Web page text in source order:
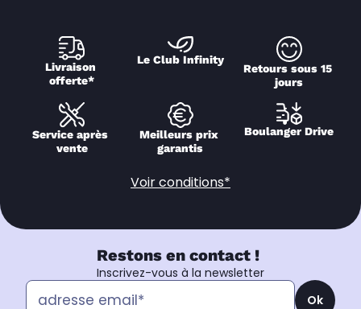
Livraison
offerte*
Le Club Infinity
Retours sous 15
jours
Service après
vente
Meilleurs prix
garantis
Boulanger Drive
Voir conditions*
Restons en contact !
Inscrivez-vous à la newsletter
Ok